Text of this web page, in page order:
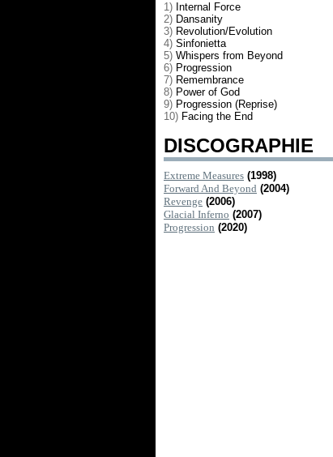
1) Internal Force
2) Dansanity
3) Revolution/Evolution
4) Sinfonietta
5) Whispers from Beyond
6) Progression
7) Remembrance
8) Power of God
9) Progression (Reprise)
10) Facing the End
DISCOGRAPHIE
Extreme Measures (1998)
Forward And Beyond (2004)
Revenge (2006)
Glacial Inferno (2007)
Progression (2020)